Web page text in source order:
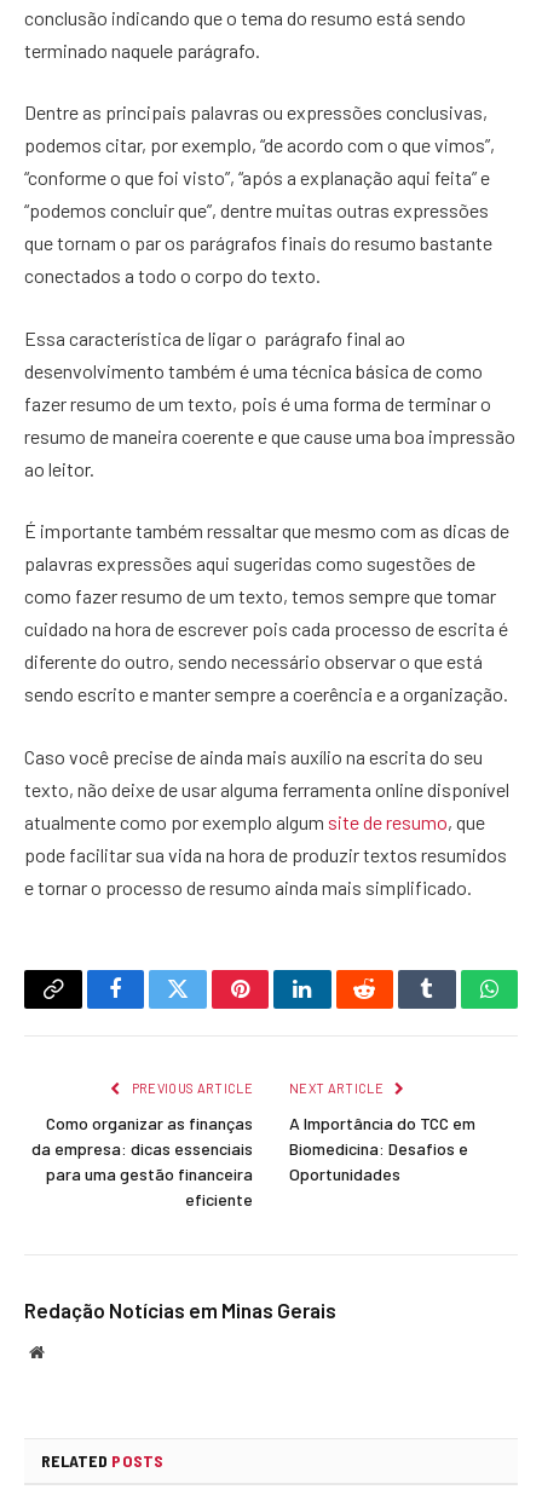
conclusão indicando que o tema do resumo está sendo
terminado naquele parágrafo.
Dentre as principais palavras ou expressões conclusivas,
podemos citar, por exemplo, “de acordo com o que vimos”,
“conforme o que foi visto”, “após a explanação aqui feita” e
“podemos concluir que”, dentre muitas outras expressões
que tornam o par os parágrafos finais do resumo bastante
conectados a todo o corpo do texto.
Essa característica de ligar o parágrafo final ao
desenvolvimento também é uma técnica básica de como
fazer resumo de um texto, pois é uma forma de terminar o
resumo de maneira coerente e que cause uma boa impressão
ao leitor.
É importante também ressaltar que mesmo com as dicas de
palavras expressões aqui sugeridas como sugestões de
como fazer resumo de um texto, temos sempre que tomar
cuidado na hora de escrever pois cada processo de escrita é
diferente do outro, sendo necessário observar o que está
sendo escrito e manter sempre a coerência e a organização.
Caso você precise de ainda mais auxílio na escrita do seu
texto, não deixe de usar alguma ferramenta online disponível
atualmente como por exemplo algum site de resumo, que
pode facilitar sua vida na hora de produzir textos resumidos
e tornar o processo de resumo ainda mais simplificado.
Copy
FacebookTwitterPinterestLinkedInRedditTumblr
PREVIOUS ARTICLE
Como organizar as finanças
da empresa: dicas essenciais
para uma gestão financeira
eficiente
NEXT ARTICLE
A Importância do TCC em
Biomedicina: Desafios e
Oportunidades
Redação Notícias em Minas Gerais
Website
RELATED POSTS